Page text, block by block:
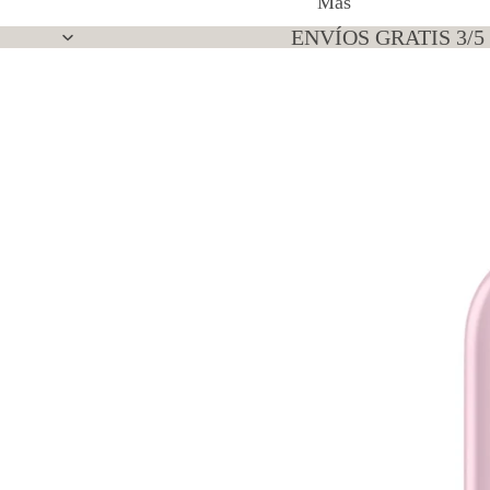
ENVÍOS GRATIS 3/